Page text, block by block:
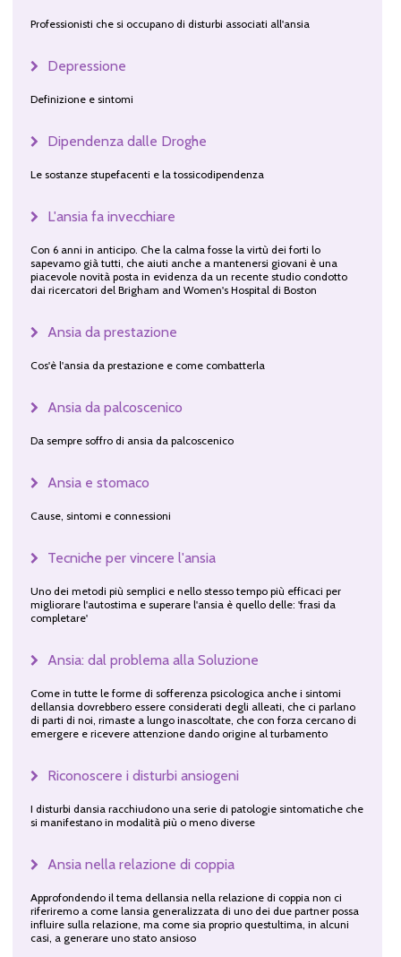
Professionisti che si occupano di disturbi associati all'ansia
Depressione
Definizione e sintomi
Dipendenza dalle Droghe
Le sostanze stupefacenti e la tossicodipendenza
L'ansia fa invecchiare
Con 6 anni in anticipo. Che la calma fosse la virtù dei forti lo
sapevamo già tutti, che aiuti anche a mantenersi giovani è una
piacevole novità posta in evidenza da un recente studio condotto
dai ricercatori del Brigham and Women's Hospital di Boston
Ansia da prestazione
Cos'è l'ansia da prestazione e come combatterla
Ansia da palcoscenico
Da sempre soffro di ansia da palcoscenico
Ansia e stomaco
Cause, sintomi e connessioni
Tecniche per vincere l'ansia
Uno dei metodi più semplici e nello stesso tempo più efficaci per
migliorare l'autostima e superare l'ansia è quello delle: 'frasi da
completare'
Ansia: dal problema alla Soluzione
Come in tutte le forme di sofferenza psicologica anche i sintomi
dellansia dovrebbero essere considerati degli alleati, che ci parlano
di parti di noi, rimaste a lungo inascoltate, che con forza cercano di
emergere e ricevere attenzione dando origine al turbamento
Riconoscere i disturbi ansiogeni
I disturbi dansia racchiudono una serie di patologie sintomatiche che
si manifestano in modalità più o meno diverse
Ansia nella relazione di coppia
Approfondendo il tema dellansia nella relazione di coppia non ci
riferiremo a come lansia generalizzata di uno dei due partner possa
influire sulla relazione, ma come sia proprio questultima, in alcuni
casi, a generare uno stato ansioso